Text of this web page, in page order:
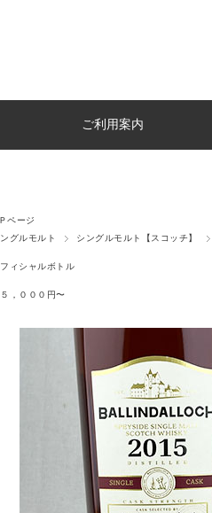
ご利用案内
ページ
グルモルト
シングルモルト【スコッチ】
ィシャルボトル
５，０００円〜